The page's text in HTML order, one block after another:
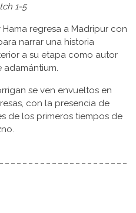
1-5
regresa a Madripur con
narrar una historia
a su etapa como autor
se ven envueltos en
con la presencia de
de los primeros tiempos de